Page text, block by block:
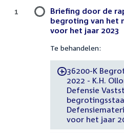
Briefing door de
begroting van het
voor het jaar 2023
Te behandelen:
-36200-K
2022 - K.H.
Defensie
voor het jaar
1